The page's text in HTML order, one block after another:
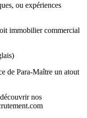
ou expériences
immobilier commercial
de Para-Maître un atout
nos